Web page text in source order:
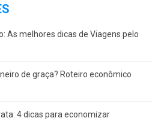
As melhores dicas de Viagens pelo
de graça? Roteiro econômico
4 dicas para economizar